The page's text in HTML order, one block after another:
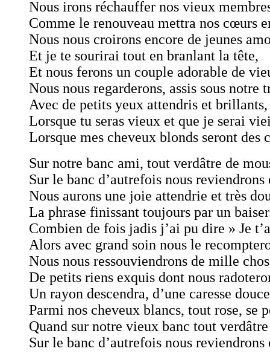
Nous irons réchauffer nos vieux
Comme le renouveau mettra nos cœurs
Nous nous croirons encore de jeunes
Et je te sourirai tout en branlant la tête,
Et nous ferons un couple adorable de
Nous nous regarderons, assis sous notre
Avec de petits yeux attendris et brillants,
Lorsque tu seras vieux et que je serai
Lorsque mes cheveux blonds seront des
Sur notre banc ami, tout verdâtre de
Sur le banc d’autrefois nous reviendrons
Nous aurons une joie attendrie et très
La phrase finissant toujours par un
Combien de fois jadis j’ai pu dire » Je
Alors avec grand soin nous le
Nous nous ressouviendrons de mille
De petits riens exquis dont nous
Un rayon descendra, d’une caresse
Parmi nos cheveux blancs, tout rose, se
Quand sur notre vieux banc tout verdâtre
Sur le banc d’autrefois nous reviendrons